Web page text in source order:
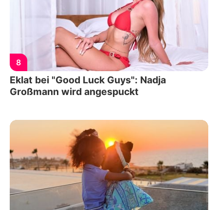
8
Eklat bei "Good Luck Guys": Nadja
Großmann wird angespuckt